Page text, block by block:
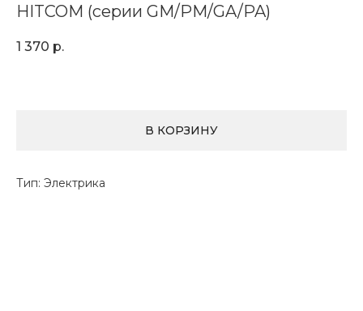
HITCOM (серии GM/PM/GA/PA)
1 370 р.
В КОРЗИНУ
Тип: Электрика